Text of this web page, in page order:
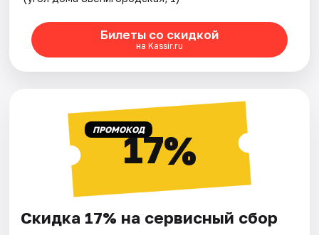
Билеты со скидкой
на Kassir.ru
ПРОМОКОД17%
Скидка 17% на сервисный сбор